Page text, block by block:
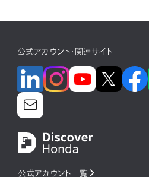
公式アカウント・関連サイト
公式アカウント一覧